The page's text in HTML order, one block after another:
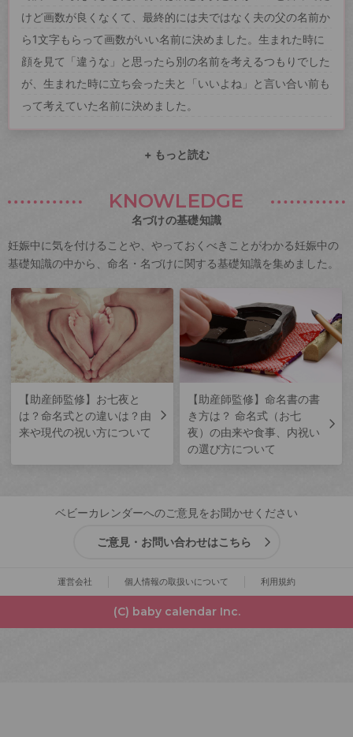
けど画数が良くなくて、最終的には夫ではなく夫の父の名前か
ら1文字もらって画数がいい名前に決めました。生まれた時に
顔を見て「違うな」と思ったら別の名前を考えるつもりでした
が、生まれた時に立ち会った夫と「いいよね」と言い合い前も
って考えていた名前に決めました。
+ もっと読む
KNOWLEDGE
名づけの基礎知識
妊娠中に気を付けることや、やっておくべきことがわかる妊娠中の
基礎知識の中から、命名・名づけに関する基礎知識を集めました。
【助産師監修】お七夜と
は？命名式との違いは？由
来や現代の祝い方について
【助産師監修】命名書の書
き方は？ 命名式（お七
夜）の由来や食事、内祝い
の選び方について
ベビーカレンダーへのご意見をお聞かせください
ご意見・お問い合わせはこちら
運営会社 個人情報の取扱いについて 利用規約
(C) baby calendar Inc.